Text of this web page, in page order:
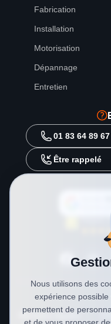
Fabrication
Installation
Motorisation
Dépannage
Entretien
01 83 64 89 67
Être rappelé
source
Mentions légales
Nous utilisons des
expérience
permettent de
et de vous proposer